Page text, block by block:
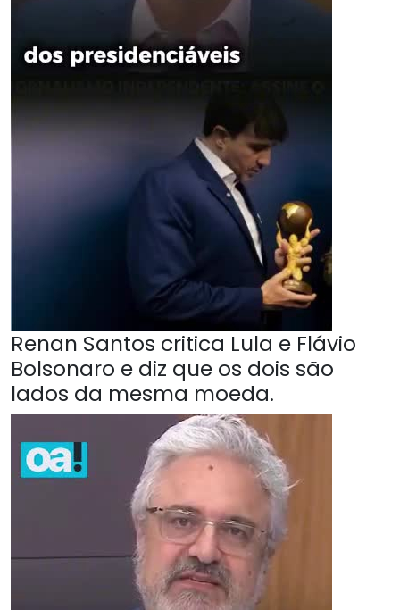
Renan Santos critica Lula e Flávio
Bolsonaro e diz que os dois são
lados da mesma moeda.